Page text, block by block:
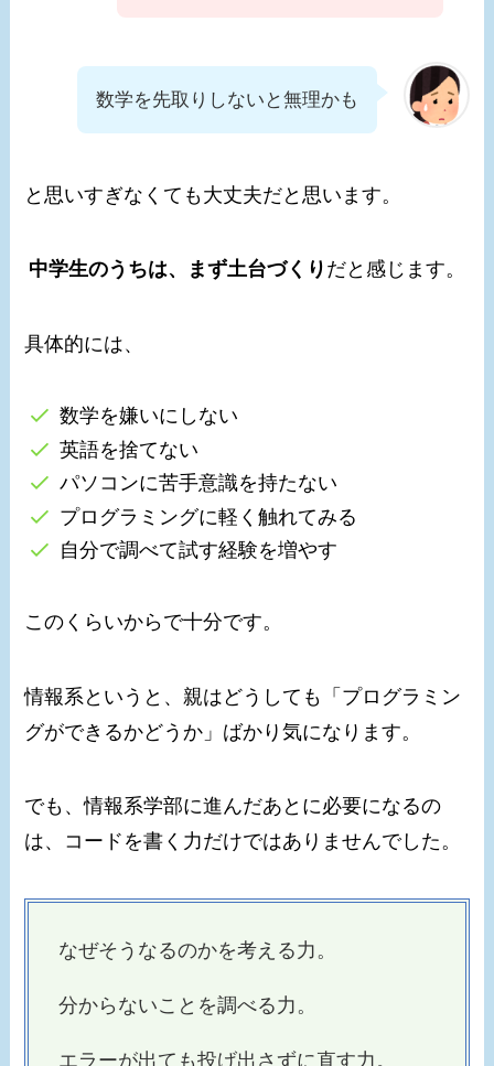
数学を先取りしないと無理かも
と思いすぎなくても大丈夫だと思います。
中学生のうちは、まず土台づくり だと感じます。
具体的には、
数学を嫌いにしない
英語を捨てない
パソコンに苦手意識を持たない
プログラミングに軽く触れてみる
自分で調べて試す経験を増やす
このくらいからで十分です。
情報系というと、親はどうしても「プログラミン
グができるかどうか」ばかり気になります。
でも、情報系学部に進んだあとに必要になるの
は、コードを書く力だけではありませんでした。
なぜそうなるのかを考える力。
分からないことを調べる力。
エラーが出ても投げ出さずに直す力。